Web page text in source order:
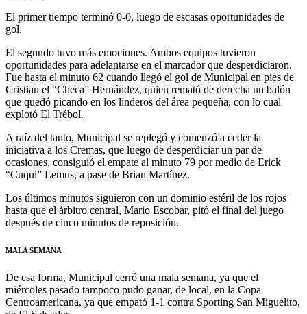
El primer tiempo terminó 0-0, luego de escasas oportunidades de
gol.
El segundo tuvo más emociones. Ambos equipos tuvieron
oportunidades para adelantarse en el marcador que desperdiciaron.
Fue hasta el minuto 62 cuando llegó el gol de Municipal en pies de
Cristian el “Checa” Hernández, quien remató de derecha un balón
que quedó picando en los linderos del área pequeña, con lo cual
explotó El Trébol.
A raíz del tanto, Municipal se replegó y comenzó a ceder la
iniciativa a los Cremas, que luego de desperdiciar un par de
ocasiones, consiguió el empate al minuto 79 por medio de Erick
“Cuqui” Lemus, a pase de Brian Martínez.
Los últimos minutos siguieron con un dominio estéril de los rojos
hasta que el árbitro central, Mario Escobar, pitó el final del juego
después de cinco minutos de reposición.
MALA SEMANA
De esa forma, Municipal cerró una mala semana, ya que el
miércoles pasado tampoco pudo ganar, de local, en la Copa
Centroamericana, ya que empató 1-1 contra Sporting San Miguelito,